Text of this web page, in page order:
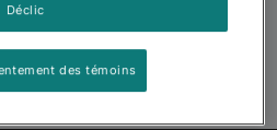
Déclic
des témoins